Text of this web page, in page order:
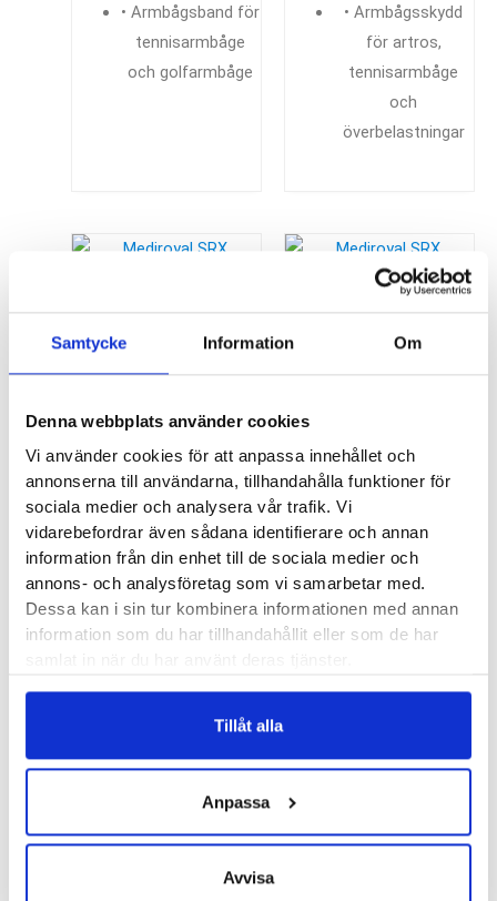
Samtycke Information Om
Denna webbplats använder cookies
Vi använder cookies för att anpassa innehållet och
annonserna till användarna, tillhandahålla funktioner för
sociala medier och analysera vår trafik. Vi
vidarebefordrar även sådana identifierare och annan
information från din enhet till de sociala medier och
annons- och analysföretag som vi samarbetar med.
Dessa kan i sin tur kombinera informationen med annan
information som du har tillhandahållit eller som de har
Tillåt alla
Anpassa
Avvisa
• Armbågsband för
tennisarmbåge
och golfarmbåge
• Armbågsskydd
för artros,
tennisarmbåge
och
överbelastningar
Mediroyal SRX
700kr
lättare instabilitet
och
överansträngning
Mediroyal SRX
Axelskydd Stabil
950kr
inflammationer
• Smärtlindrande
och stabiliserande
axelstöd för artros
operation
Elbow Support
• Armbågsskydd
överbelastningar